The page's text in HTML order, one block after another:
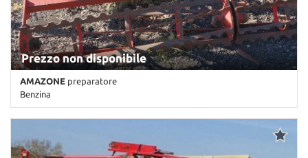
Prezzo non disponibile
AMAZONE preparatore
Benzina
Km non disponibile • Cambio Altro • Antracite pastello